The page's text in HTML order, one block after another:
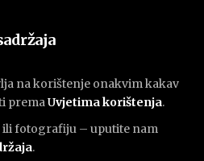
na korištenje onakvim kakav
premaUvjetima korištenja.
ili fotografiju – uputite nam
.